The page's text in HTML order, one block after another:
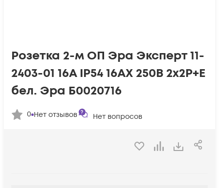
Розетка 2-м ОП Эра Эксперт 11-
2403-01 16А IP54 16AX 250В 2х2P+E
бел. Эра Б0020716
0 Нет отзывов Нет вопросов